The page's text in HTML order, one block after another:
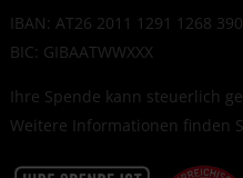
IBAN: AT26 2011 1291 1268
BIC: GIBAATWWXXX
Ihre Spende kann steuerlich
Weitere Informationen finden